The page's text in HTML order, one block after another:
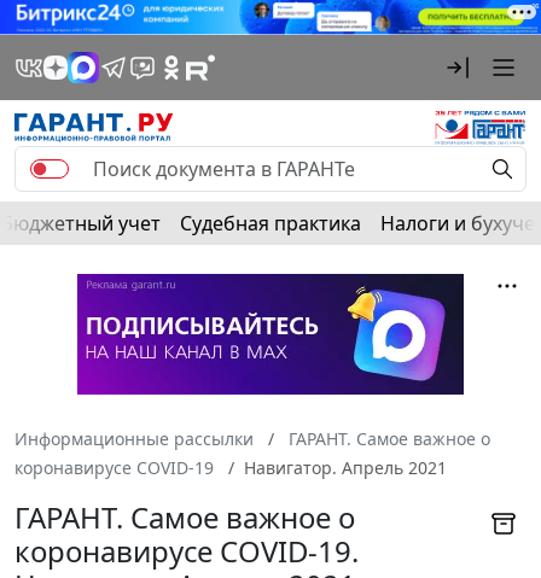
Бюджетный учет Судебная практика Налоги и
Информационные рассылки
ГАРАНТ. Самое важное о
коронавирусе COVID-19
Навигатор. Апрель 2021
ГАРАНТ. Самое важное о
коронавирусе COVID-19.